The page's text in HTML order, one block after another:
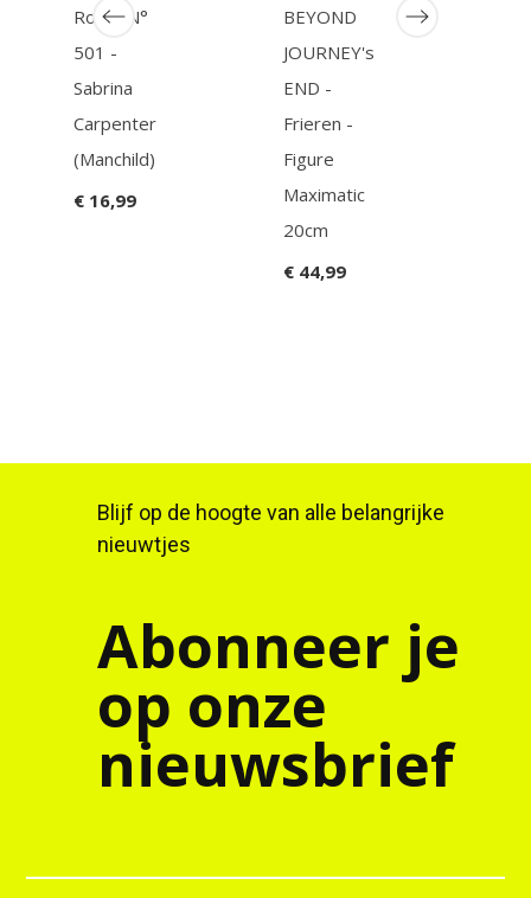
Rocks N°
501 -
Sabrina
Carpenter
(Manchild)
€ 16,99
BEYOND
JOURNEY's
END -
Frieren -
Figure
Maximatic
20cm
€ 44,99
Blijf op de hoogte van alle belangrijke
nieuwtjes
Abonneer je
op onze
nieuwsbrief